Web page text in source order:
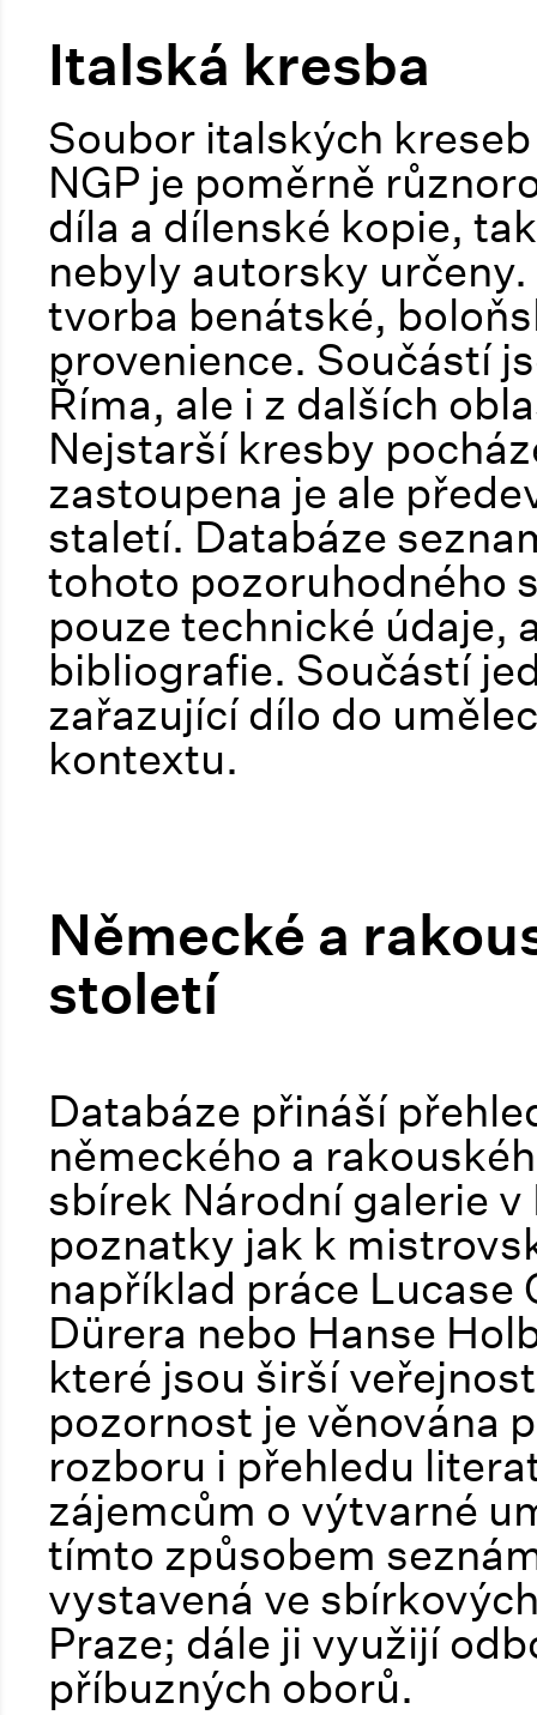
Italská kresba
Soubor italských
NGP je poměrně
díla a dílenské kopie,
nebyly autorsky
tvorba benátské,
provenience. Součástí
Říma, ale i z dalších
Nejstarší kresby
zastoupena je ale
staletí. Databáze
tohoto pozoruhodného
pouze technické údaje,
bibliografie. Součástí
zařazující dílo do
kontextu.
Německé a
století
Databáze přináší
německého a
sbírek Národní galerie
poznatky jak k
například práce Lucase
Dürera nebo Hanse
které jsou širší
pozornost je věnována
rozboru i přehledu
zájemcům o výtvarné
tímto způsobem
vystavená ve
Praze; dále ji využijí
příbuzných oborů.